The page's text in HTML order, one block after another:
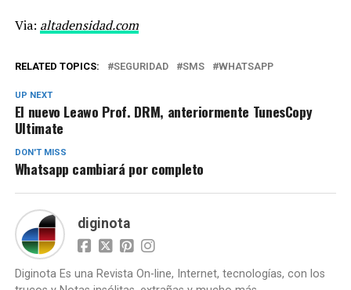
Via: altadensidad.com
RELATED TOPICS: SEGURIDAD SMS WHATSAPP
UP NEXT
El nuevo Leawo Prof. DRM, anteriormente TunesCopy
Ultimate
DON'T MISS
Whatsapp cambiará por completo
diginota
Diginota Es una Revista On-line, Internet, tecnologías, con los